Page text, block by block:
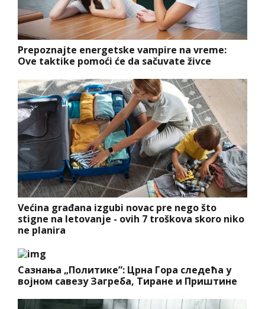
Prepoznajte energetske vampire na vreme:
Ove taktike pomoći će da sačuvate živce
Većina građana izgubi novac pre nego što
stigne na letovanje - ovih 7 troškova skoro niko
ne planira
Сазнања „Политике”: Црна Гора следећа у
војном савезу Загреба, Тиране и Приштине